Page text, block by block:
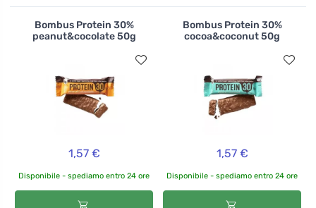
Bombus Protein 30%
peanut&cocolate 50g
1,57 €
Disponibile - spediamo entro 24 ore
Bombus Protein 30%
cocoa&coconut 50g
1,57 €
Disponibile - spediamo entro 24 ore